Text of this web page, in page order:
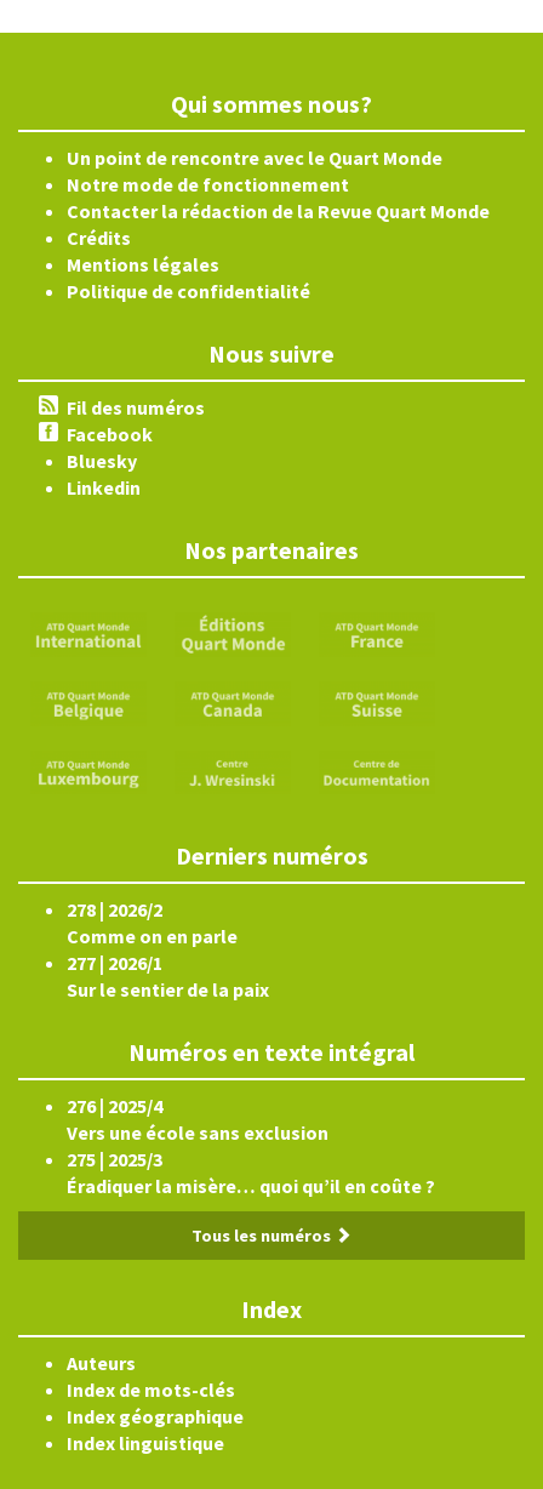
Qui sommes nous?
Un point de rencontre avec le Quart Monde
Notre mode de fonctionnement
Contacter la rédaction de la Revue Quart Monde
Crédits
Mentions légales
Politique de confidentialité
Nous suivre
Fil des numéros
Facebook
Bluesky
Linkedin
Nos partenaires
Derniers numéros
278 | 2026/2
Comme on en parle
277 | 2026/1
Sur le sentier de la paix
Numéros en texte intégral
276 | 2025/4
Vers une école sans exclusion
275 | 2025/3
Éradiquer la misère… quoi qu’il en coûte ?
Tous les numéros
Index
Auteurs
Index de mots-clés
Index géographique
Index linguistique